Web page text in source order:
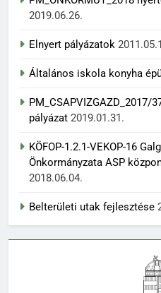
2019.06.26.
Elnyert pályázatok
Általános iskola konyha
PM_CSAPVIZGAZD_2017/
pályázat 2019.01.31.
KÖFOP-1.2.1-VEKOP-16
Önkormányzata ASP
2018.06.04.
Belterületi utak fejlesztése